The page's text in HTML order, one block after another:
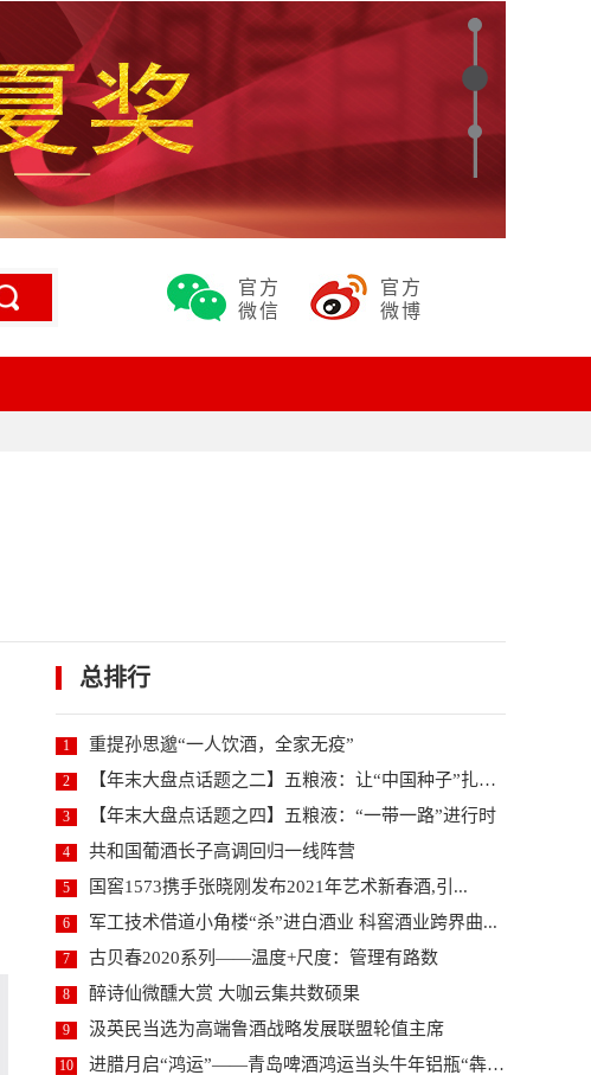
官方
微信
官方
微博
总排行
1 重提孙思邈“一人饮酒，全家无疫”
2 【年末大盘点话题之二】五粮液：让“中国种子”扎根世...
3 【年末大盘点话题之四】五粮液：“一带一路”进行时
4 共和国葡酒长子高调回归一线阵营
5 国窖1573携手张晓刚发布2021年艺术新春酒,引...
6 军工技术借道小角楼“杀”进白酒业 科窖酒业跨界曲...
7 古贝春2020系列——温度+尺度：管理有路数
8 醉诗仙微醺大赏 大咖云集共数硕果
9 汲英民当选为高端鲁酒战略发展联盟轮值主席
10 进腊月启“鸿运”——青岛啤酒鸿运当头牛年铝瓶“犇”...